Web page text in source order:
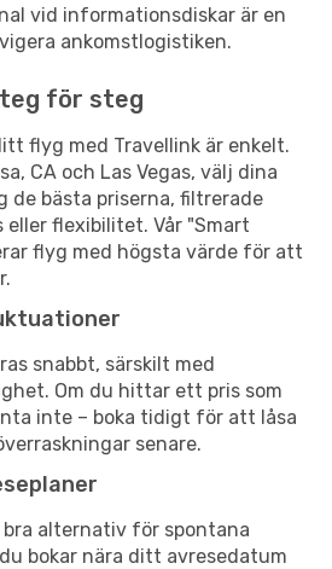
vid informationsdiskar är en
ankomstlogistiken.
för steg
flyg med Travellink är enkelt.
CA och Las Vegas, välj dina
de bästa priserna, filtrerade
flexibilitet. Vår "Smart
flyg med högsta värde för att
snabbt, särskilt med
Om du hittar ett pris som
inte – boka tidigt för att låsa
senare.
bra alternativ för spontana
bokar nära ditt avresedatum